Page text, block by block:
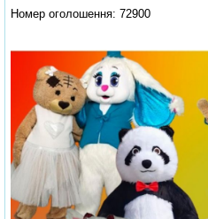
Номер оголошення: 72900